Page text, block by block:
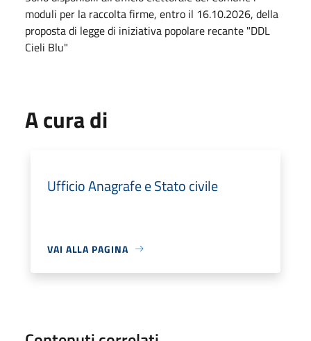
moduli per la raccolta firme, entro il 16.10.2026, della
proposta di legge di iniziativa popolare recante "DDL
Cieli Blu"
A cura di
Ufficio Anagrafe e Stato civile
VAI ALLA PAGINA